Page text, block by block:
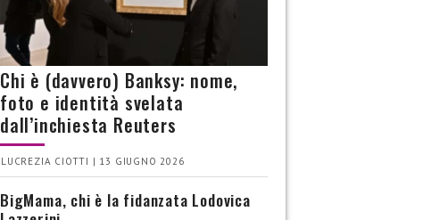
Chi è (davvero) Banksy: nome,
foto e identità svelata
dall’inchiesta Reuters
LUCREZIA CIOTTI | 13 GIUGNO 2026
BigMama, chi è la fidanzata Lodovica